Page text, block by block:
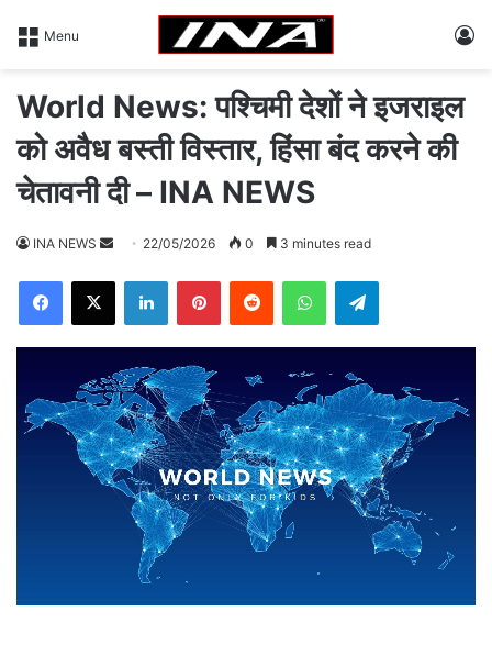
Menu
World News: पश्चिमी देशों ने इजराइल
को अवैध बस्ती विस्तार, हिंसा बंद करने की
चेतावनी दी – INA NEWS
INA NEWS
d
a
n
e
m
a
i
22/05/2026 0 3 minutes read